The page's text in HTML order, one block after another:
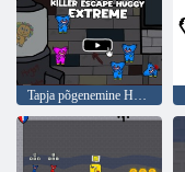
Tapja põgenemine Huggy Extreme